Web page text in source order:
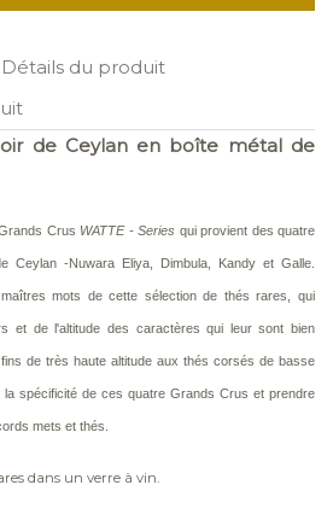
Détails du produit
de Ceylan en boîte métal de
Crus WATTE - Series qui provient des quatre
Ceylan -Nuwara Eliya, Dimbula, Kandy et Galle.
mots de cette sélection de thés rares, qui
et de l'altitude des caractères qui leur sont bien
de très haute altitude aux thés corsés de basse
spécificité de ces quatre Grands Crus et prendre
mets et thés.
dans un verre à vin.